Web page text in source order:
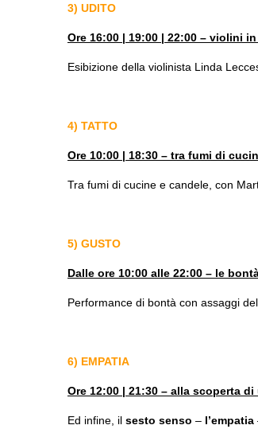
3) UDITO
Ore 16:00 | 19:00 | 22:00 – violini
Esibizione della violinista Linda
4) TATTO
Ore 10:00 | 18:30 – tra fumi di
Tra fumi di cucine e candele, con
5) GUSTO
Dalle ore 10:00 alle 22:00 – le
Performance di bontà con assaggi
6) EMPATIA
Ore 12:00 | 21:30 – alla scoperta
Ed infine, il sesto senso – l’empatia